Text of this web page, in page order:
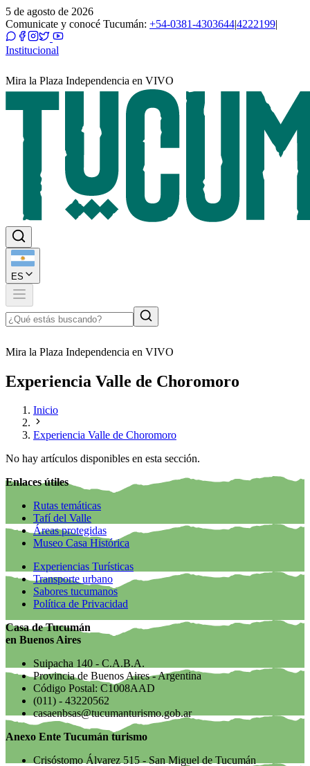
5 de agosto de 2026
Comunicate y conocé Tucumán: +54-0381-4303644|4222199|
Institucional
Mira la Plaza Independencia en VIVO
ES
Mira la Plaza Independencia en VIVO
Experiencia Valle de Choromoro
Inicio
Experiencia Valle de Choromoro
No hay artículos disponibles en esta sección.
Enlaces útiles
Rutas temáticas
Tafí del Valle
Áreas protegidas
Museo Casa Histórica
Experiencias Turísticas
Transporte urbano
Sabores tucumanos
Política de Privacidad
Casa de Tucumán
en Buenos Aires
Suipacha 140 - C.A.B.A.
Provincia de Buenos Aires - Argentina
Código Postal: C1008AAD
(011) - 43220562
casaenbsas@tucumanturismo.gob.ar
Anexo Ente Tucumán turismo
Crisóstomo Álvarez 515 - San Miguel de Tucumán